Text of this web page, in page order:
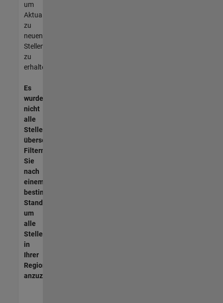
um
Aktualisierungen
zu
neuen
Stellenangeboten
zu
erhalten.
Es
wurden
nicht
alle
Stellen
übersetzt.
Filtern
Sie
nach
einem
bestimmten
Standort,
um
alle
Stellenangebote
in
Ihrer
Region
anzuzeigen.